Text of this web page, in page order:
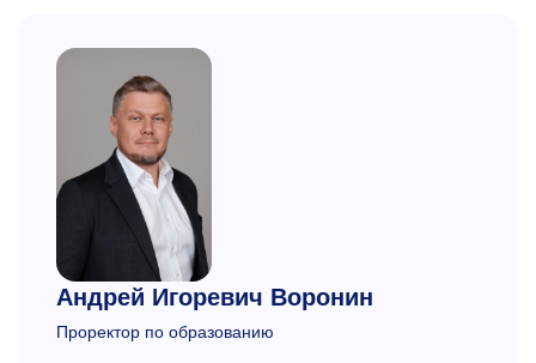
Андрей Игоревич Воронин
Проректор по образованию